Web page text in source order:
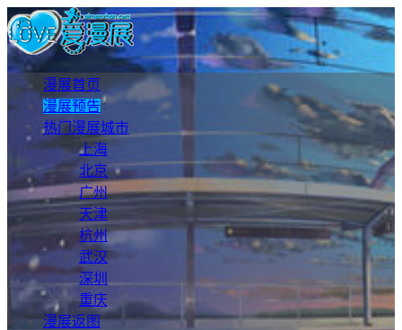
漫展首页
漫展预告
热门漫展城市
上海
北京
广州
天津
杭州
武汉
深圳
重庆
漫展返图